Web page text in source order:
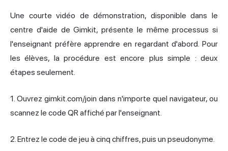
Une courte vidéo de démonstration, disponible dans le
centre d'aide de Gimkit, présente le même processus si
l'enseignant préfère apprendre en regardant d'abord. Pour
les élèves, la procédure est encore plus simple : deux
étapes seulement.
1. Ouvrez gimkit.com/join dans n'importe quel navigateur, ou
scannez le code QR affiché par l'enseignant.
2. Entrez le code de jeu à cinq chiffres, puis un pseudonyme.